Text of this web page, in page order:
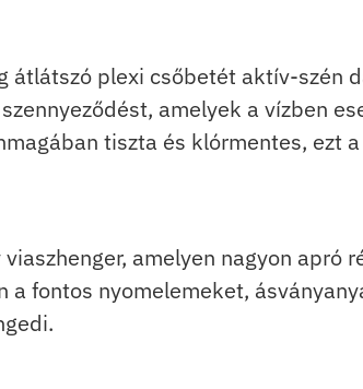
átlátszó plexi csőbetét aktív-szén
amelyek a vízben
tiszta és klórmentes, ezt
amelyen nagyon
a fontos nyomelemeket,